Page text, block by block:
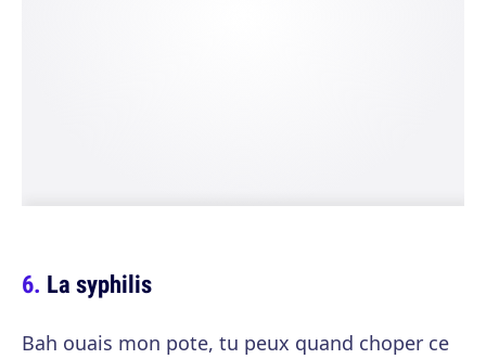
La syphilis
Bah ouais mon pote, tu peux quand choper ce